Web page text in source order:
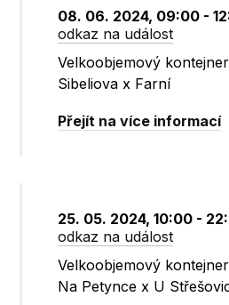
08. 06. 2024, 09:00 -
odkaz na událost
Velkoobjemový
Sibeliova x Farní
Přejít na více informací
25. 05. 2024, 10:00 -
odkaz na událost
Velkoobjemový
Na Petynce x U